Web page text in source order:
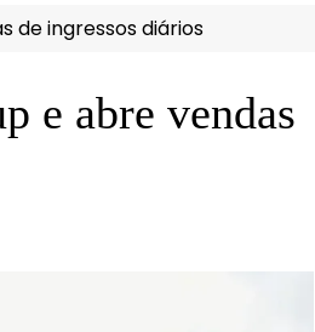
de ingressos diários
e abre vendas